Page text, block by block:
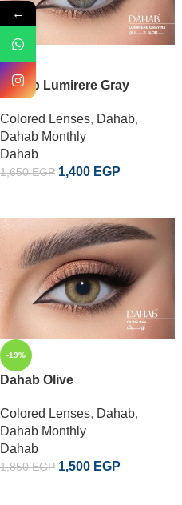
Dahab Lumirere Gray
Colored Lenses, Dahab,
Dahab Monthly
Dahab
1,650EGP 1,400 EGP
-19%
Dahab Olive
Colored Lenses, Dahab,
Dahab Monthly
Dahab
1,850EGP 1,500 EGP
←